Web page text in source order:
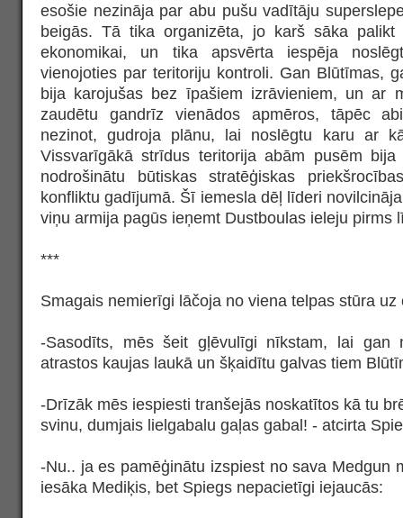
esošie nezināja par abu pušu vadītāju
beigās. Tā tika organizēta, jo karš sāka palikt
ekonomikai, un tika apsvērta iespēja
vienojoties par teritoriju kontroli. Gan Blūtīmas,
bija karojušas bez īpašiem izrāvieniem, un ar
zaudētu gandrīz vienādos apmēros, tāpēc
nezinot, gudroja plānu, lai noslēgtu karu ar
Vissvarīgākā strīdus teritorija abām pusēm
nodrošinātu būtiskas stratēģiskas
konfliktu gadījumā. Šī iemesla dēļ līderi
viņu armija pagūs ieņemt Dustboulas ieleju pirms
***
Smagais nemierīgi lāčoja no viena telpas stūra uz
-Sasodīts, mēs šeit gļēvulīgi nīkstam, lai gan
atrastos kaujas laukā un šķaidītu galvas tiem
-Drīzāk mēs iespiesti tranšejās noskatītos kā tu
svinu, dumjais lielgabalu gaļas gabal! - atcirta
-Nu.. ja es pamēģinātu izspiest no sava Medgun
iesāka Mediķis, bet Spiegs nepacietīgi iejaucās: